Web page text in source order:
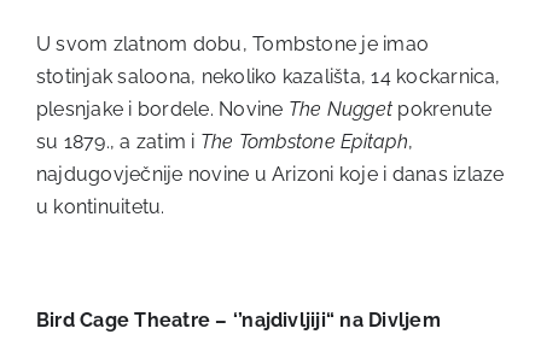
U svom zlatnom dobu, Tombstone je imao
stotinjak saloona, nekoliko kazališta, 14 kockarnica,
plesnjake i bordele. Novine The Nugget pokrenute
su 1879., a zatim i The Tombstone Epitaph,
najdugovječnije novine u Arizoni koje i danas izlaze
u kontinuitetu.
Bird Cage Theatre – ‘’najdivljiji“ na Divljem